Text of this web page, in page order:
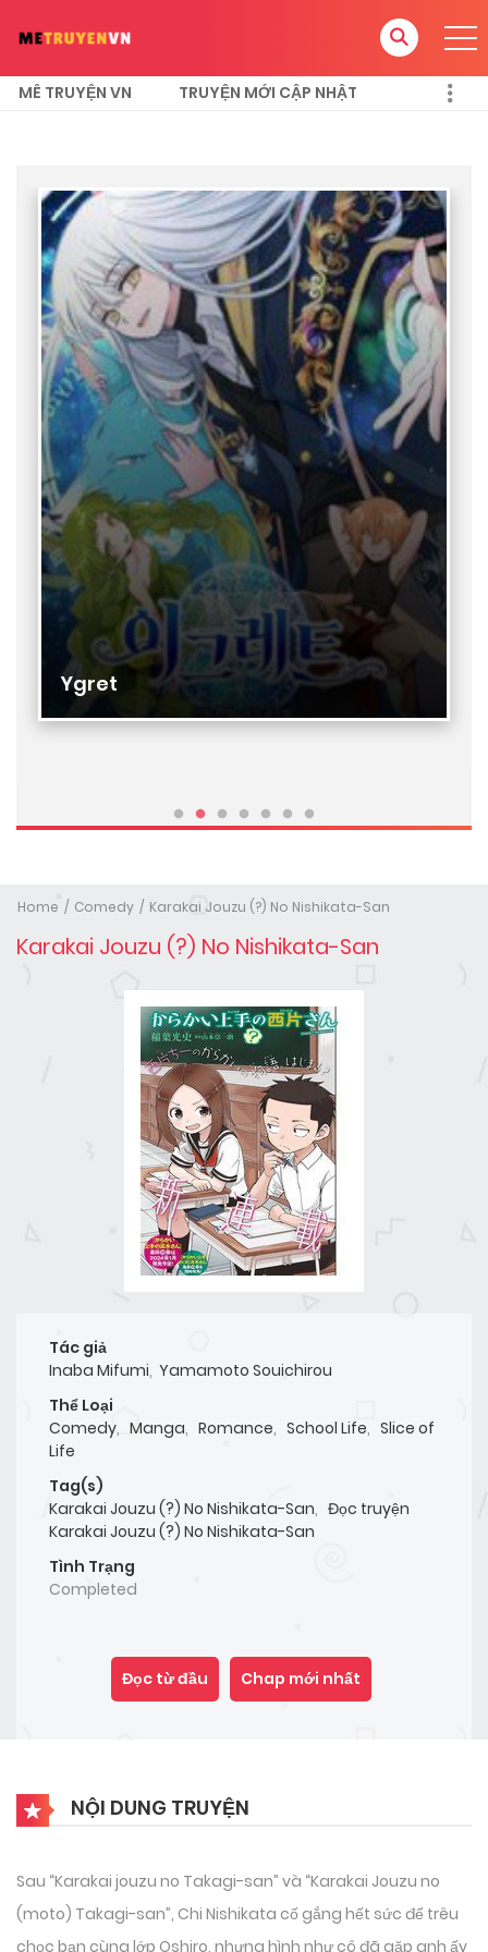
MÊ TRUYỆN VN TRUYỆN MỚI CẬP NHẬT
Ygret
Home Comedy Karakai Jouzu (?) No Nishikata-San
Karakai Jouzu (?) No Nishikata-San
Tác giả
Inaba Mifumi, Yamamoto Souichirou
Thể Loại
Comedy, Manga, Romance, School Life, Slice of
Life
Tag(s)
Karakai Jouzu (?) No Nishikata-San, Đọc truyện
Karakai Jouzu (?) No Nishikata-San
Tình Trạng
Completed
Đọc từ đầu Chap mới nhất
NỘI DUNG TRUYỆN
Sau “Karakai jouzu no Takagi-san” và “Karakai Jouzu no
(moto) Takagi-san”, Chi Nishikata cố gắng hết sức để trêu
chọc bạn cùng lớp Oshiro, nhưng hình như cô đã gặp anh ấy